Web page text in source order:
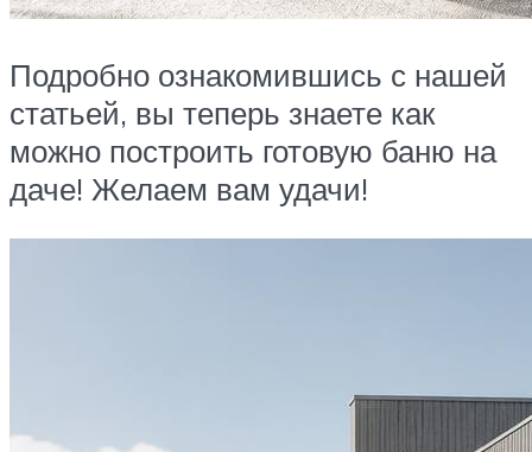
Подробно ознакомившись с нашей
статьей, вы теперь знаете как
можно построить готовую баню на
даче! Желаем вам удачи!